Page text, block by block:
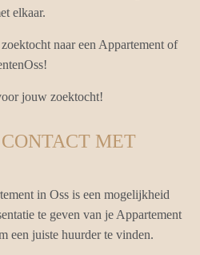
elkaar.
naar een Appartement of
jouw zoektocht!
MET
in Oss is een mogelijkheid
te geven van je Appartement
een juiste huurder te vinden.